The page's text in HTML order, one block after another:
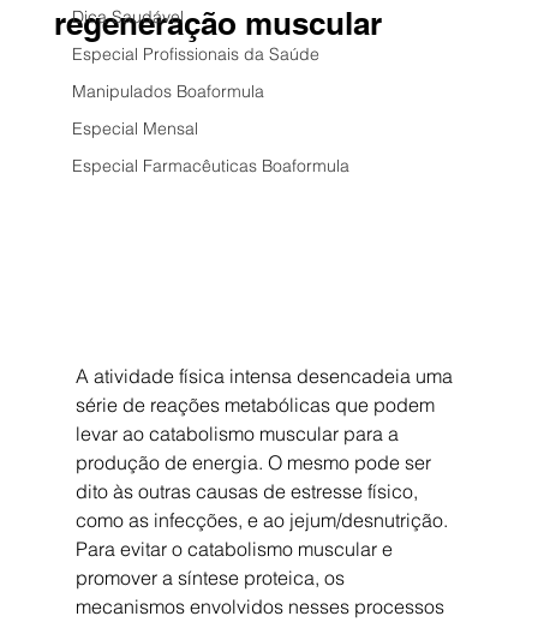
Dica Saudável
Especial Profissionais da Saúde
Manipulados Boaformula
Especial Mensal
Especial Farmacêuticas Boaformula
regeneração muscular
A atividade física intensa desencadeia uma
série de reações metabólicas que podem
levar ao catabolismo muscular para a
produção de energia. O mesmo pode ser
dito às outras causas de estresse físico,
como as infecções, e ao jejum/desnutrição.
Para evitar o catabolismo muscular e
promover a síntese proteica, os
mecanismos envolvidos nesses processos